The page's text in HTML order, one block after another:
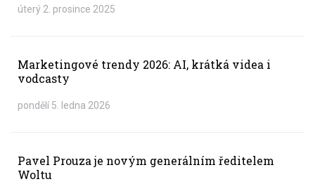
úterý 2. prosince 2025
Marketingové trendy 2026: AI, krátká videa i
vodcasty
pondělí 5. ledna 2026
Pavel Prouza je novým generálním ředitelem
Woltu